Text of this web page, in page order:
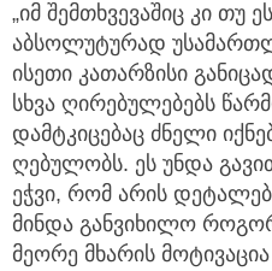
„იმ შემთხვევაშიც კი თუ
აბსოლუტურად
ისეთი კათარზისი
სხვა ღირებულებებს
დამტკიცებაც ძნელი
ღებულობს. ეს უნდა
ეჭვი, რომ არის
მინდა განვიხილო
მეორე მხარის